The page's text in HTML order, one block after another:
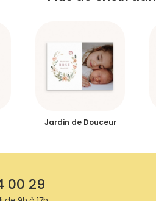
le Faire-part de
de votre entourage. Nous
avant de confirmer vos faire-part
et font des rectifications si
100% française et tous nos
vous permettra de réaliser
Jardin de Douceur
00 29